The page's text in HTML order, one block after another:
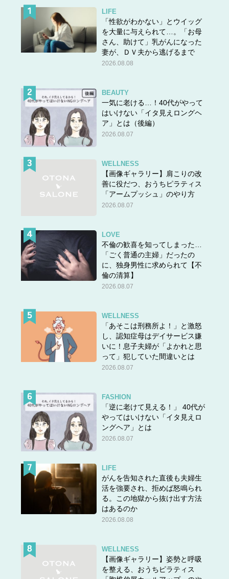
「ぜんざい」です。
「善哉」は
一［名］善哉餅のこと。関西ではつぶしあん
の汁粉。関東では餅に濃いあんをかけたも
二［形動ナリ］よいと感じるさま。喜び祝う
さま。
三［感］実によい、そのとおりである、の意
で、相手をほめたたえる語。特に、師が弟子
に賛成・賞賛などの意を表すときに用いる。
よきかな。
出典元：小学館 デジタル大辞泉
という意味です。二、三の意味で用いる場合には「よいか
「善哉」の語源には諸説あります。有名なのは、とんちで
有名な一休が餅の入った小豆汁を食べ、その美味しさに
「善哉（よきかな）」と呟いたのが語源とする説です。他
には島根県出雲地方で行われる「神在祭（かみありさ
い）」で振る舞われる「神在餅（じんざいもち）」を語源
される説や「善哉」の記述が残されています。
ちなみに「お汁粉」と「善哉」の違いについて調べてみる
と、関西と関東で捉え方が異なるとのこと。関東での捉え
方は、汁気があるものは「お汁粉」という区別です。関東
生まれ、関東育ちの私には馴染みのある捉え方です。一方
び名が異なるのは興味深いですね。地域をもっと細かく分
ければ、より細かな違いが際立つのかもしれません。
参考文献：「善哉」「神在」、語源に諸説：関西のぜんざ
い、関東ではおしるこ 呼び方なぜ違う｜NIKKEI STYLE
★他の問題にもチャレンジ！
LIFE
「性欲がわかない」とウイッグ
を大量に与えられて…。「お母
さん、助けて」乳がんになった
妻が、ＤＶ夫から逃げるまで
2026.08.08
BEAUTY
一気に老ける…！40代がやって
はいけない「イタ見えロングヘ
ア」とは（後編）
2026.08.07
WELLNESS
【画像ギャラリー】肩こりの改
善に役だつ、おうちピラティス
「アームプッシュ」のやり方
2026.08.07
LOVE
不倫の歓喜を知ってしまった…
「ごく普通の主婦」だったの
に、独身男性に求められて【不
倫の清算】
2026.08.07
WELLNESS
「あそこは刑務所よ！」と激怒
し、認知症母はデイサービス嫌
いに！息子夫婦が「よかれと思
って」犯していた間違いとは
2026.08.07
FASHION
「逆に老けて見える！」 40代が
やってはいけない「イタ見えロ
ングヘア」とは
2026.08.07
LIFE
がんを告知された直後も夫婦生
活を強要され、拒めば怒鳴られ
る。この地獄から抜け出す方法
はあるのか
2026.08.08
WELLNESS
【画像ギャラリー】姿勢と呼吸
を整える、おうちピラティス